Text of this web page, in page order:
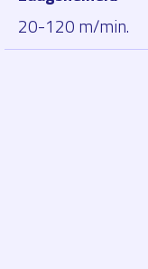
20-120 m/min.